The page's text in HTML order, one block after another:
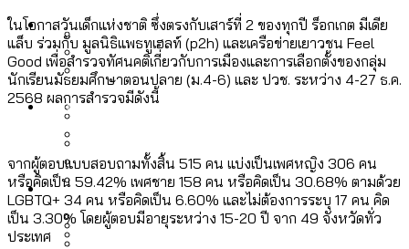
สมุดจดการบ้าน ส.ก. 2569 : แต่ละเขตมี
ปัญหาอะไรที่ ส.ก. ต้องทำการบ้าน
Vote62 ขอบคุณประชาชนที่ร่วม
สังเกตการณ์การเลือกตั้งชวนคุยกันถึงบท
เรียนที่เราได้รับจากเลือกตั้ง กรุงเทพฯ –
พัทยา
ขึ้นและเข้าถึงได้มากน้อยแค่ไหน
ขยะของคน กทม. ที่ยังถูกนำไปทิ้งที่
ฉะเชิงเทรา นครปฐม และล่าสุดที่กาญจนบุรี
สำรวจ Hate Speech ที่ถูกผลิตซ้ำผ่าน
วิดีโอ AI ในช่วงความขัดแย้งไทย-กัมพูชา
ความเกลียดชังที่ขายได้ : สำรวจ Hate
เมกะโปรเจ็กต์ของ กทม. ในช่วงที่มีการใช้
งบคาบเกี่ยวในยุคชัชชาติ มีอะไร ใช้งบแค่
ไหน
ค่าฝุ่นในกรุงเทพฯ 2025 เทียบกับจำนวน
ควันบุหรี่ที่เข้าปอด [ข้อมูลดิบ]
Future
สังคมผู้สูงอายุไทย [ข้อมูลดิบ]
สำรวจสังคมผู้สูงอายุไทย : 6 จังหวัดเป็น
สังคมสูงวัยระดับสุดยอด และ 64 จังหวัดที่
Database
สังคมผู้สูงอายุไทย [ข้อมูลดิบ]
Project
Bangkok Index
ในโอกาสวันเด็กแห่งชาติ ซึ่งตรงกับเสาร์ที่ 2 ของทุกปี ร็อกเกต มีเดีย
แล็บ ร่วมกับ มูลนิธิแพธทูเฮลท์ (p2h) และเครือข่ายเยาวชน Feel
Good เพื่อสำรวจทัศนคติเกี่ยวกับการเมืองและการเลือกตั้งของกลุ่ม
นักเรียนมัธยมศึกษาตอนปลาย (ม.4-6) และ ปวช. ระหว่าง 4-27 ธ.ค.
2568 ผลการสำรวจมีดังนี้
จากผู้ตอบแบบสอบถามทั้งสิ้น 515 คน แบ่งเป็นเพศหญิง 306 คน
หรือคิดเป็น 59.42% เพศชาย 158 คน หรือคิดเป็น 30.68% ตามด้วย
LGBTQ+ 34 คน หรือคิดเป็น 6.60% และไม่ต้องการระบุ 17 คน คิด
เป็น 3.30% โดยผู้ตอบมีอายุระหว่าง 15-20 ปี จาก 49 จังหวัดทั่ว
ประเทศ